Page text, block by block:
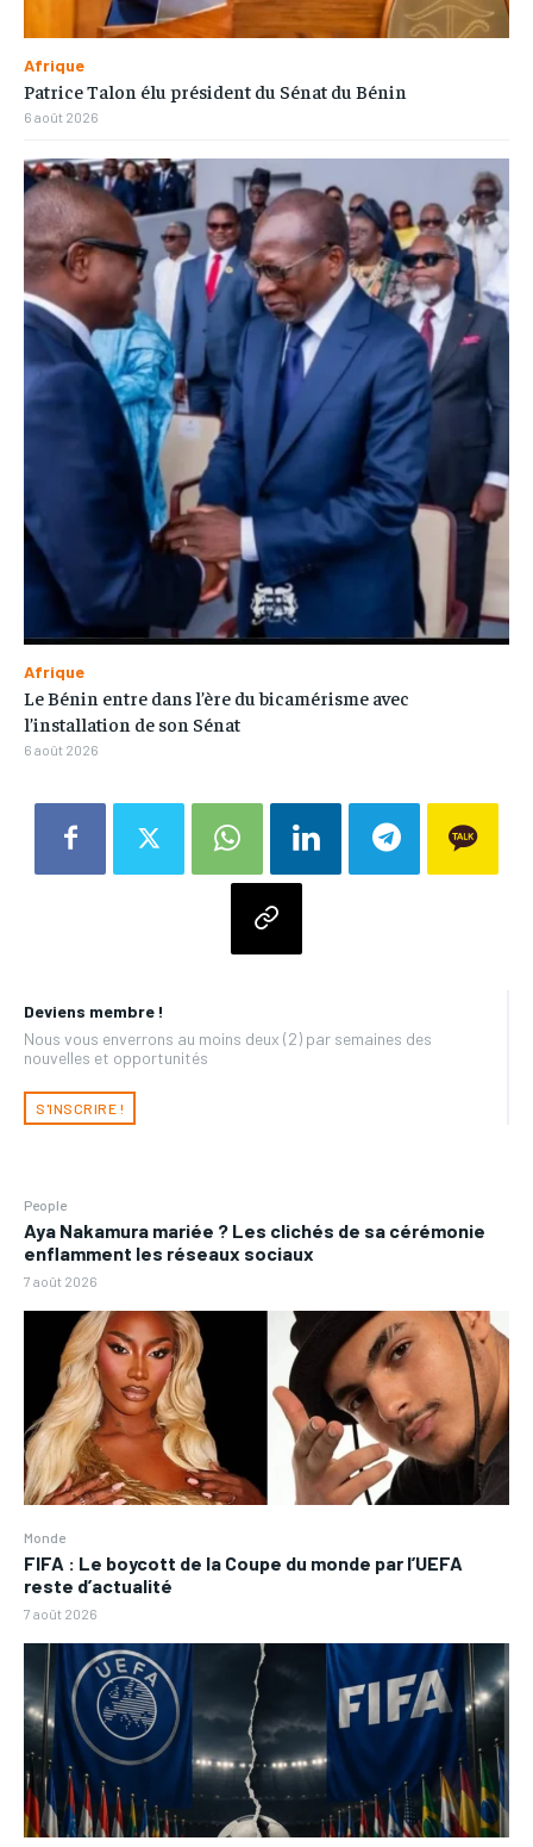
Deviens membre !
Nous vous enverrons au moins deux (2) par semaines des
nouvelles et opportunités
S'INSCRIRE !
People
Aya Nakamura mariée ? Les clichés de sa cérémonie
enflamment les réseaux sociaux
7 août 2026
Monde
FIFA : Le boycott de la Coupe du monde par l’UEFA
reste d’actualité
7 août 2026
Afrique
Patrice Talon élu président du Sénat du Bénin
6 août 2026
Afrique
Le Bénin entre dans l’ère du bicamérisme avec
l’installation de son Sénat
6 août 2026